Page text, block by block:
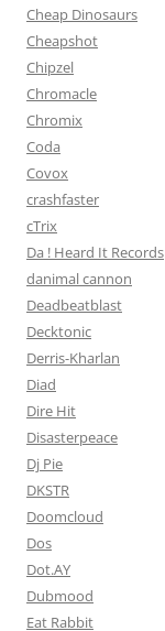
Cheap Dinosaurs
Cheapshot
Chipzel
Chromacle
Chromix
Coda
Covox
crashfaster
cTrix
Da ! Heard It Records
danimal cannon
Deadbeatblast
Decktonic
Derris-Kharlan
Diad
Dire Hit
Disasterpeace
Dj Pie
DKSTR
Doomcloud
Dos
Dot.AY
Dubmood
Eat Rabbit